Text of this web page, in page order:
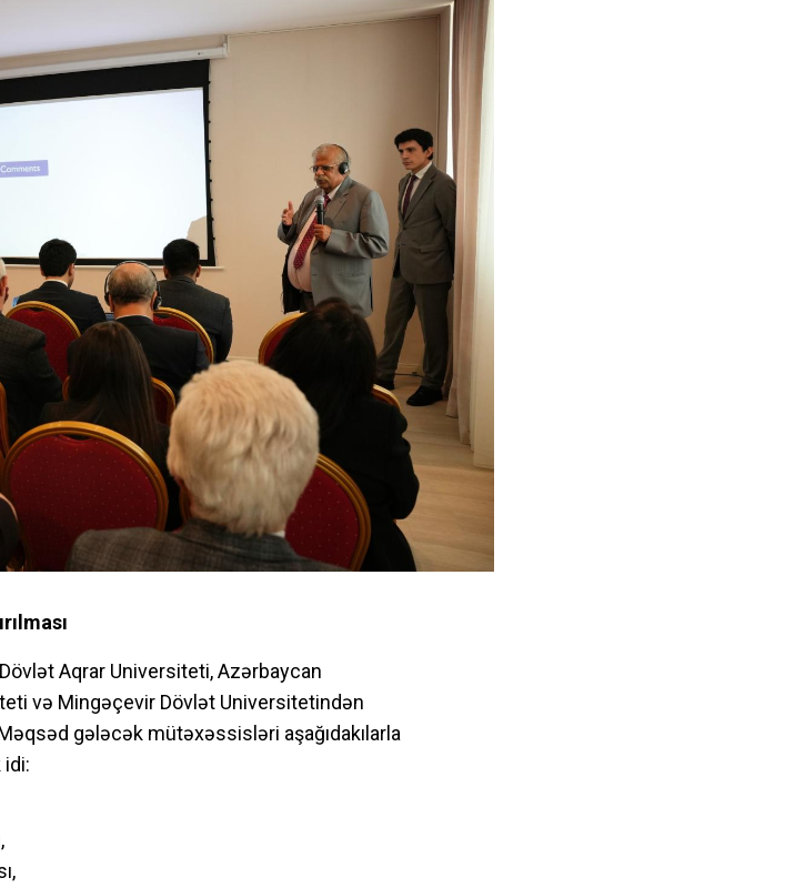
Aqrar Universiteti, Azərbaycan
və Mingəçevir Dövlət Universitetindən
gələcək mütəxəssisləri aşağıdakılarla
idi: